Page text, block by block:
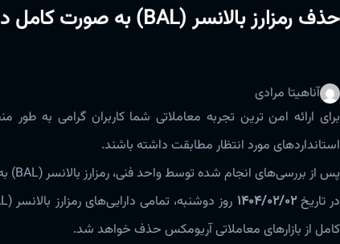
حذف رمزارز بالانسر (BAL) به صورت کامل در دو بازار تومان و تتر از بازارهای معاملاتی آریومکس
آناهیتا مرادی
برای ارائه امن ترین تجربه معاملاتی شما کاربران گرامی به
استانداردهای مورد انتظار مطابقت داشته باشند.
پس از بررسی‌های انجام شده توسط واحد فنی، رمزارز بالانسر (BAL) به صورت کامل در دو بازار تومان و تتر از بازارهای معاملاتی
در تاریخ1404/02/02
کامل از بازارهای معاملاتی آریومکس حذف خواهد شد.